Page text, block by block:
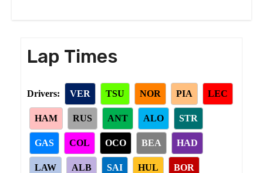
Lap Times
Drivers: VER TSU NOR PIA LEC
HAM RUS ANT ALO STR
GAS COL OCO BEA HAD
LAW ALB SAI HUL BOR